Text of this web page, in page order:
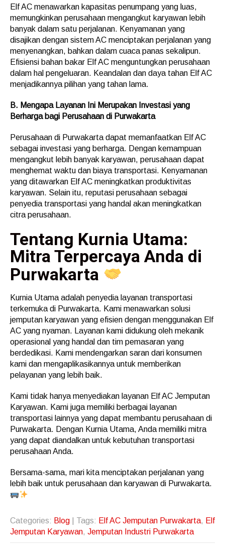
Elf AC menawarkan kapasitas penumpang yang luas,
memungkinkan perusahaan mengangkut karyawan lebih
banyak dalam satu perjalanan. Kenyamanan yang
disajikan dengan sistem AC menciptakan perjalanan yang
menyenangkan, bahkan dalam cuaca panas sekalipun.
Efisiensi bahan bakar Elf AC menguntungkan perusahaan
dalam hal pengeluaran. Keandalan dan daya tahan Elf AC
menjadikannya pilihan yang tahan lama.
B. Mengapa Layanan Ini Merupakan Investasi yang
Berharga bagi Perusahaan di Purwakarta
Perusahaan di Purwakarta dapat memanfaatkan Elf AC
sebagai investasi yang berharga. Dengan kemampuan
mengangkut lebih banyak karyawan, perusahaan dapat
menghemat waktu dan biaya transportasi. Kenyamanan
yang ditawarkan Elf AC meningkatkan produktivitas
karyawan. Selain itu, reputasi perusahaan sebagai
penyedia transportasi yang handal akan meningkatkan
citra perusahaan.
Tentang Kurnia Utama:
Mitra Terpercaya Anda di
Purwakarta
Kurnia Utama adalah penyedia layanan transportasi
terkemuka di Purwakarta. Kami menawarkan solusi
jemputan karyawan yang efisien dengan menggunakan Elf
AC yang nyaman. Layanan kami didukung oleh mekanik
operasional yang handal dan tim pemasaran yang
berdedikasi. Kami mendengarkan saran dari konsumen
kami dan mengaplikasikannya untuk memberikan
pelayanan yang lebih baik.
Kami tidak hanya menyediakan layanan Elf AC Jemputan
Karyawan. Kami juga memiliki berbagai layanan
transportasi lainnya yang dapat membantu perusahaan di
Purwakarta. Dengan Kurnia Utama, Anda memiliki mitra
yang dapat diandalkan untuk kebutuhan transportasi
perusahaan Anda.
Bersama-sama, mari kita menciptakan perjalanan yang
lebih baik untuk perusahaan dan karyawan di Purwakarta.
Categories: Blog | Tags: Elf AC Jemputan Purwakarta, Elf
Jemputan Karyawan, Jemputan Industri Purwakarta